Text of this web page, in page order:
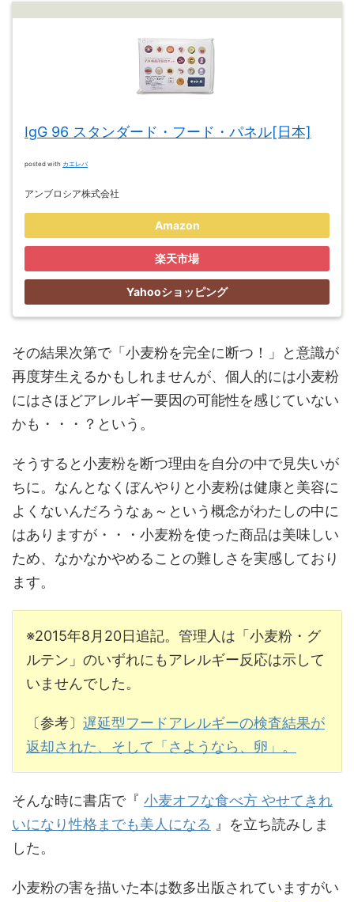
IgG 96 スタンダード・フード・パネル[日本]
posted with カエレバ
アンブロシア株式会社
Amazon
楽天市場
Yahooショッピング
その結果次第で「小麦粉を完全に断つ！」と意識が
再度芽生えるかもしれませんが、個人的には小麦粉
にはさほどアレルギー要因の可能性を感じていない
かも・・・？という。
そうすると小麦粉を断つ理由を自分の中で見失いが
ちに。なんとなくぼんやりと小麦粉は健康と美容に
よくないんだろうなぁ～という概念がわたしの中に
はありますが・・・小麦粉を使った商品は美味しい
ため、なかなかやめることの難しさを実感しており
ます。
※2015年8月20日追記。管理人は「小麦粉・グ
ルテン」のいずれにもアレルギー反応は示して
いませんでした。
〔参考〕 遅延型フードアレルギーの検査結果が
返却された、そして「さようなら、卵」。
そんな時に書店で『 小麦オフな食べ方 やせてきれ
いになり性格までも美人になる 』を立ち読みしま
した。
小麦粉の害を描いた本は数多出版されていますがい